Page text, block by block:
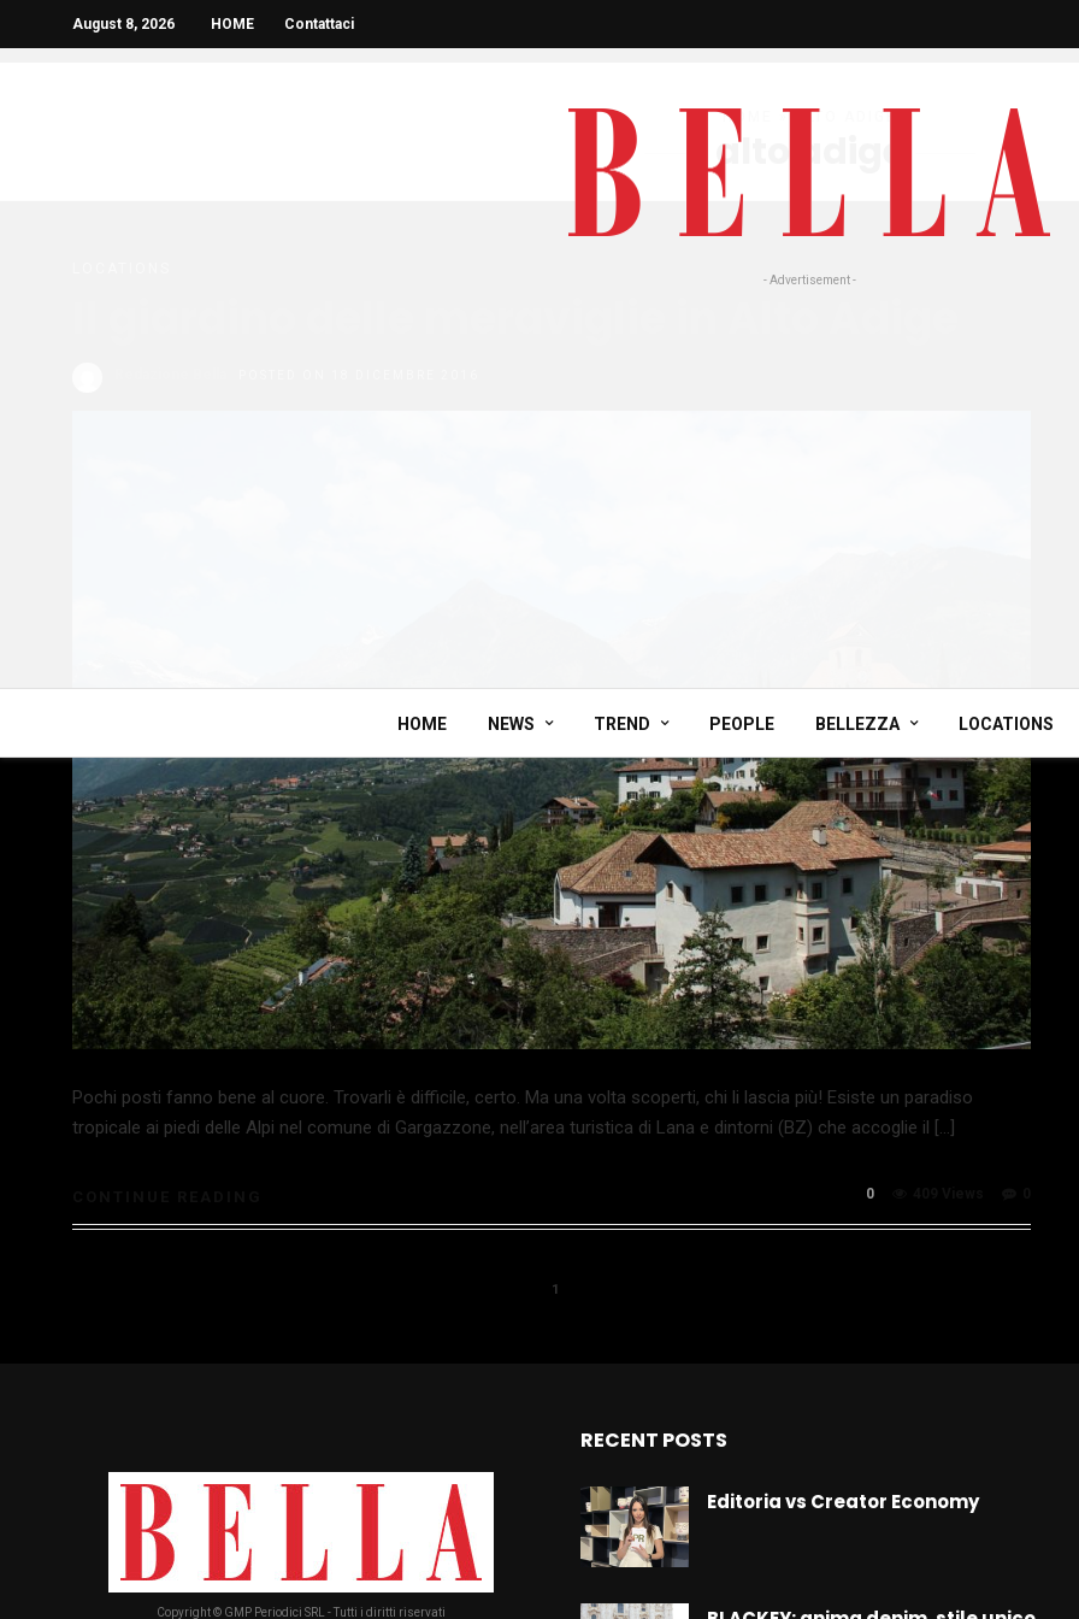
August 8, 2026 HOME Contattaci
- Advertisement -
HOME NEWS TREND PEOPLE BELLEZZA LOCATIONS
HOME » ALTO ADIGE
alto adige
Pochi posti fanno bene al cuore. Trovarli è difficile, certo. Ma una volta scoperti, chi li lascia più! Esiste un paradiso
tropicale ai piedi delle Alpi nel comune di Gargazzone, nell’area turistica di Lana e dintorni (BZ) che accoglie il […]
0
1
Copyright © GMP Periodici SRL - Tutti i diritti riservati
RECENT POSTS
Editoria vs Creator Economy